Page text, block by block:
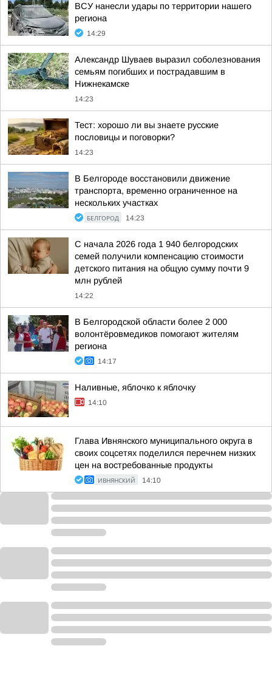
ВСУ нанесли удары по территории нашего
региона
14:29
Александр Шуваев выразил соболезнования
семьям погибших и пострадавшим в
Нижнекамске
14:23
Тест: хорошо ли вы знаете русские
пословицы и поговорки?
14:23
В Белгороде восстановили движение
транспорта, временно ограниченное на
нескольких участках
БЕЛГОРОД 14:23
С начала 2026 года 1 940 белгородских
семей получили компенсацию стоимости
детского питания на общую сумму почти 9
млн рублей
14:22
В Белгородской области более 2 000
волонтёровмедиков помогают жителям
региона
14:17
Наливные, яблочко к яблочку
14:10
Глава Ивнянского муниципального округа в
своих соцсетях поделился перечнем низких
цен на востребованные продукты
ИВНЯНСКИЙ 14:10